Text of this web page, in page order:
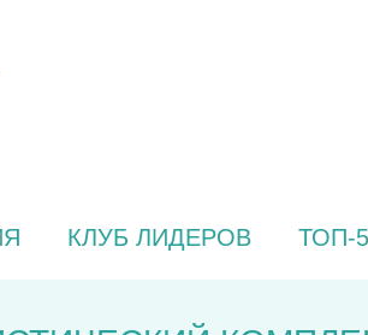
КЛУБ ЛИДЕРОВ ТОП-5